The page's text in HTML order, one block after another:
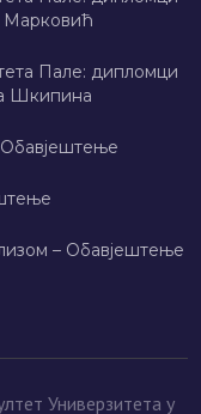
Марковић
Пале: дипломци
Шкипина
– Обавјештење
Универзитета у